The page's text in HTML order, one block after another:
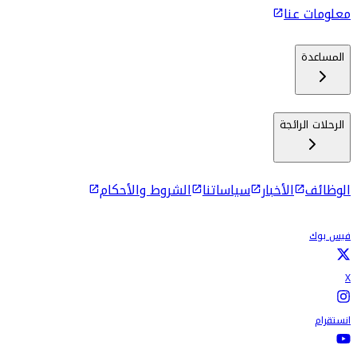
معلومات عنا
المساعدة
الرحلات الرائجة
الوظائف الأخبار سياساتنا الشروط والأحكام
فيس بوك
X
انستقرام